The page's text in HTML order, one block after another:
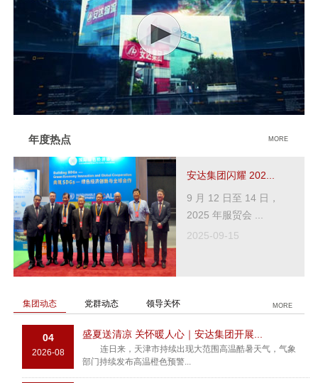
年度热点 MORE
安达集团闪耀 202...
9 月 12 日至 14 日，
2025 年服贸会 ...
2025-09-15
集团动态 党群动态 领导关怀 MORE
04
2026-08
盛夏送清凉 关怀暖人心｜安达集团开展...
连日来，天津市持续出现大范围高温酷暑天气，气象
部门持续发布高温橙色预警...